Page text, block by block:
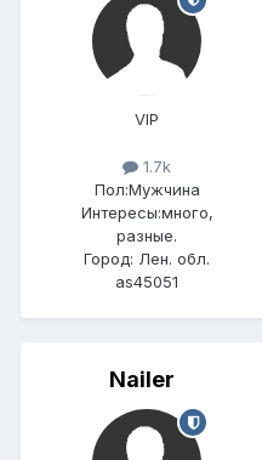
VIP
1.7k
Пол:Мужчина
Интересы:много,
разные.
Город: Лен. обл.
as45051
Nailer